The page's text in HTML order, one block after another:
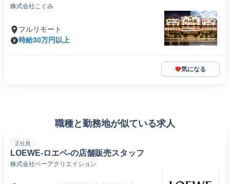
株式会社こぐみ
フルリモート
時給30万円以上
気になる
職種と勤務地が似ている求人
正社員
LOEWE-ロエベ-の店舗販売スタッフ
株式会社ベーアクリエイション